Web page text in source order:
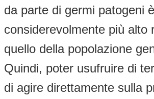
da parte di germi patogeni è
considerevolmente più alto
quello della popolazione
Quindi, poter usufruire di
di agire direttamente sulla